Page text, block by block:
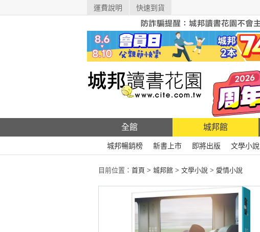
運費說明 快速到貨
全館 城邦館
城邦暢銷榜 新書上市 即將出版 文學小說
目前位置： 首頁 > 城邦館 > 文學小說 > 愛情小說